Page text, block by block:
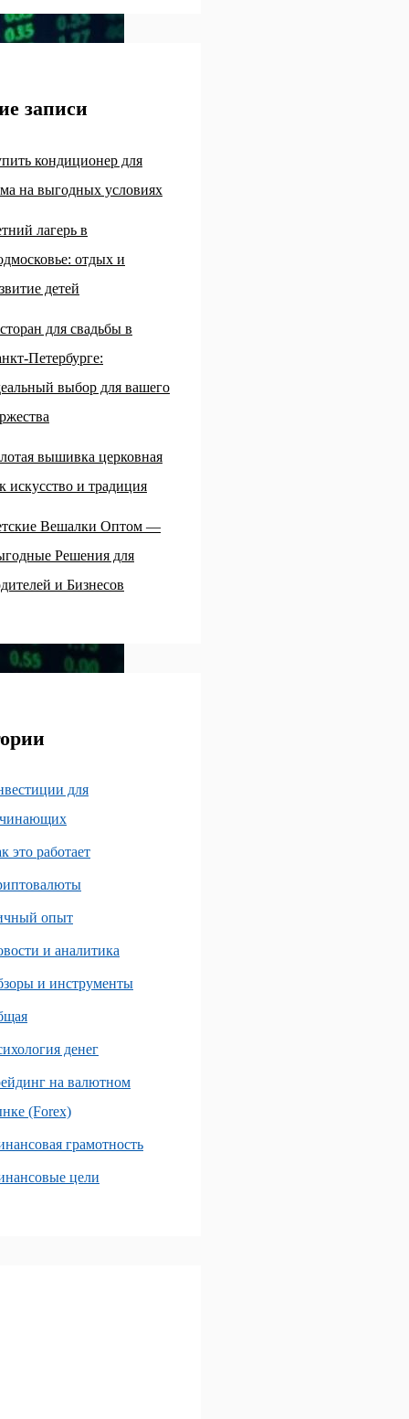
записи
кондиционер для
на выгодных условиях
лагерь в
отдых и
детей
для свадьбы в
Петербурге:
выбор для вашего
вышивка церковная
искусство и традиция
Вешалки Оптом —
Решения для
и Бизнесов
для
это работает
опыт
и аналитика
и инструменты
денег
на валютном
(Forex)
грамотность
цели